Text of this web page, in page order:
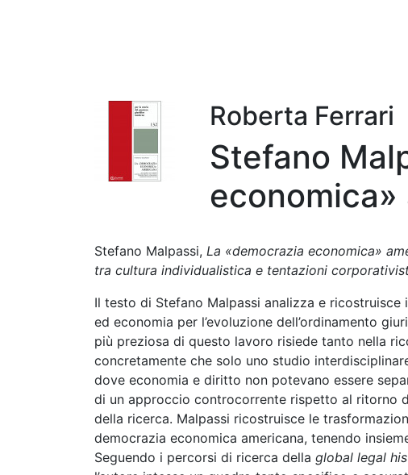
Roberta Ferrari
Stefano
economica»
Stefano Malpassi, La «democrazia economica»
tra cultura individualistica e tentazioni
Il testo di Stefano Malpassi analizza e
ed economia per l’evoluzione dell’ordinamento
più preziosa di questo lavoro risiede tanto nella
concretamente che solo uno studio
dove economia e diritto non potevano essere
di un approccio controcorrente rispetto al ritorno
della ricerca. Malpassi ricostruisce le
democrazia economica americana, tenendo
Seguendo i percorsi di ricerca della global legal